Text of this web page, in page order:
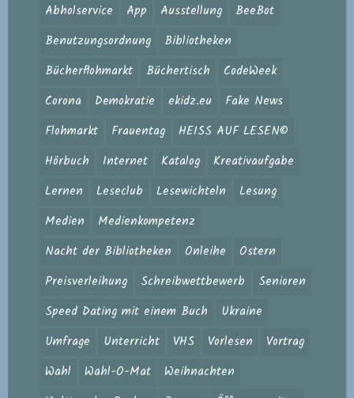
Abholservice App Ausstellung
BeeBot
Benutzungsordnung
Bibliotheken
Bücherflohmarkt
Büchertisch
CodeWeek
Corona
Demokratie ekidz.eu
Fake News
Flohmarkt
Frauentag
HEISS AUF LESEN©
Hörbuch
Internet Katalog
Kreativaufgabe
Lernen
Leseclub Lesewichteln
Lesung
Medien
Medienkompetenz
Nacht der Bibliotheken
Onleihe
Ostern
Preisverleihung
Schreibwettbewerb
Senioren
Speed Dating mit einem Buch
Ukraine
Umfrage
Unterricht VHS Vorlesen
Vortrag
Wahl
Wahl-O-Mat
Weihnachten